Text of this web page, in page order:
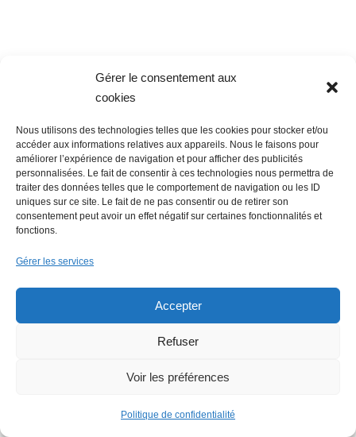
Gérer le consentement aux
cookies
Nous utilisons des technologies telles que les cookies pour stocker et/ou
accéder aux informations relatives aux appareils. Nous le faisons pour
améliorer l’expérience de navigation et pour afficher des publicités
personnalisées. Le fait de consentir à ces technologies nous permettra de
traiter des données telles que le comportement de navigation ou les ID
uniques sur ce site. Le fait de ne pas consentir ou de retirer son
consentement peut avoir un effet négatif sur certaines fonctionnalités et
fonctions.
Gérer les services
Accepter
Refuser
Voir les préférences
Politique de confidentialité
Faire un don (déductible des
impôts) à Hello Gazette